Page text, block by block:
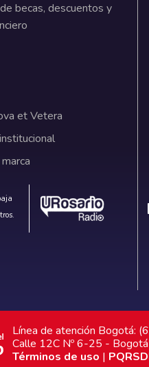
becas, descuentos y
et Vetera
Línea de atención Bogotá:
Calle 12C Nº 6-25 - Bogotá
Términos de uso |